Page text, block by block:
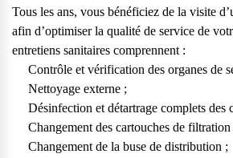
Tous les ans, vous bénéficiez de la visite
afin d’optimiser la qualité de service de
entretiens sanitaires comprennent :
Contrôle et vérification des organes de
Nettoyage externe ;
Désinfection et détartrage complets des
Changement des cartouches de
Changement de la buse de distribution ;